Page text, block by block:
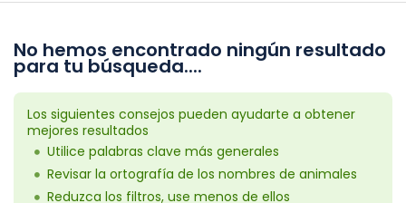
No hemos encontrado ningún resultado
para tu búsqueda....
Los siguientes consejos pueden ayudarte a obtener
mejores resultados
Utilice palabras clave más generales
Revisar la ortografía de los nombres de animales
Reduzca los filtros, use menos de ellos